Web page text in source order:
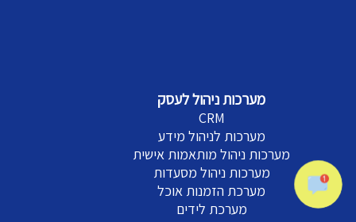
מערכות ניהול לעסק
CRM
מערכות לניהול מידע
מערכות ניהול מותאמות אישית
מערכות ניהול מסעדות
מערכת הזמנות אוכל
מערכת לידים